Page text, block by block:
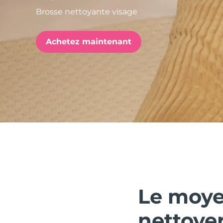
Brosse nettoyante visage
Achetez maintenant
Le
issa™ Teeth Whitening Set
FAQ™ Dual LED Panel
POPULAIRE